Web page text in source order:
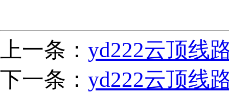
上一条： yd222云顶线
下一条： yd222云顶线